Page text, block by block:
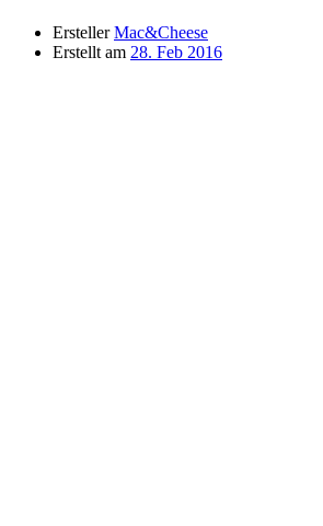
Ersteller Mac&Cheese
Erstellt am 28. Feb 2016